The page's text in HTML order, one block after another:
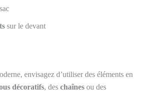
sur le devant
envisagez d’utiliser des éléments en
décoratifs, des chaînes ou des